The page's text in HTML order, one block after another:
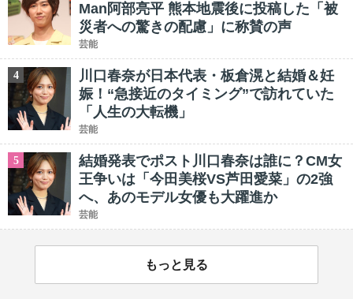
Man阿部亮平 熊本地震後に投稿した「被
災者への驚きの配慮」に称賛の声
芸能
4
川口春奈が日本代表・板倉滉と結婚＆妊
娠！“急接近のタイミング”で訪れていた
「人生の大転機」
芸能
5
結婚発表でポスト川口春奈は誰に？CM女
王争いは「今田美桜VS芦田愛菜」の2強
へ、あのモデル女優も大躍進か
芸能
もっと見る